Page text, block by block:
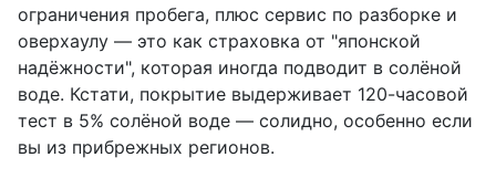
ограничения пробега, плюс сервис по разборке и
оверхаулу — это как страховка от "японской
надёжности", которая иногда подводит в солёной
воде. Кстати, покрытие выдерживает 120-часовой
тест в 5% солёной воде — солидно, особенно если
вы из прибрежных регионов.